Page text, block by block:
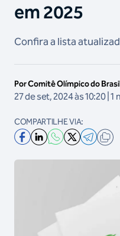
em 2025
Confira a lista
Por Comitê Olímpico do
27 de set, 2024 às 10:20 |
COMPARTILHE VIA: